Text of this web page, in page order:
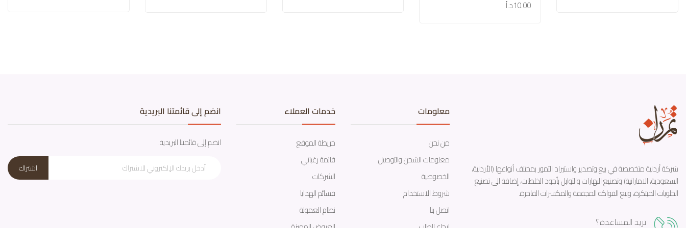
10.00د.أ
اضافة للسلة
شركة أردنية متخصصة في بيع وتصدير واستيراد التمور بمختلف أنواعها (الأردنية،
السعودية، الاماراتية) وتصنيع البهارات والتوابل بأجود الخلطات، إضافة الى تصنيع
الحلويات المبتكرة، وبيع الفواكه المجففة والمكسرات الفاخرة.
تريد المساعدة؟
معلومات
من نحن
معلومات الشحن والتوصيل
الخصوصية
شروط الاستخدام
اتصل بنا
خدمات العملاء
خريطة الموقع
قائمة رغباتي
الشركات
قسائم الهدايا
نظام العمولة
انضم إلى قائمتنا البريدية
انضم إلى قائمتنا البريدية.
اشتراك